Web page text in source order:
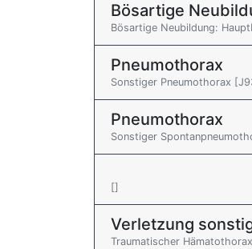
Bösartige
Bösartige Neubildung:
Pneumothorax
Sonstiger Pneumothorax
Pneumothorax
Sonstiger
[]
Verletzung
Traumatischer Hämatothorax